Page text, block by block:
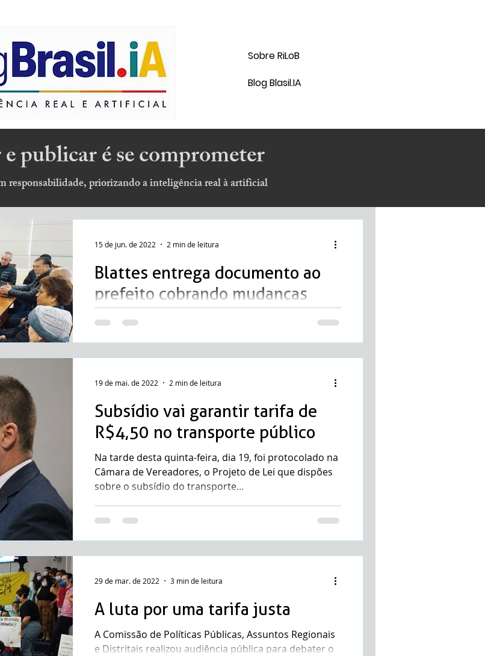
Sobre RiLoB
Blog Blasil.IA
publicar é se comprometer
responsabilidade, priorizando a inteligência real à artificial
Blattes entrega documento ao
prefeito cobrando mudanças
para a mobilidade urbana
Fotos: Ariéli Ziegler/PMSM O vereador Ricardo Blattes
esteve presente na assinatura da sanção dos Projeto
15 de jun. de 2022 2 min de leitura
Subsídio vai garantir tarifa de
R$4,50 no transporte público
Na tarde desta quinta-feira, dia 19, foi protocolado na
Câmara de Vereadores, o Projeto de Lei que dispões
sobre o subsídio do transporte...
19 de mai. de 2022 2 min de leitura
A luta por uma tarifa justa
A Comissão de Políticas Públicas, Assuntos Regionais
e Distritais realizou audiência pública para debater o
29 de mar. de 2022 3 min de leitura